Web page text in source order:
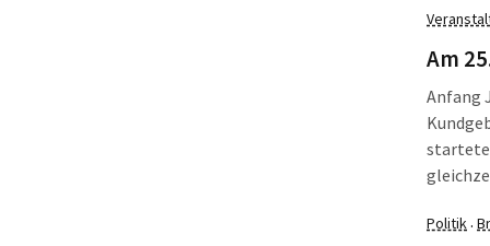
die Zahl
Am
Anfang
startete
und
Politik·